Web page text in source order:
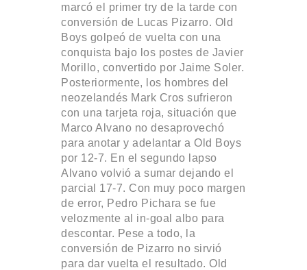
marcó el primer try de la tarde con
conversión de Lucas Pizarro. Old
Boys golpeó de vuelta con una
conquista bajo los postes de Javier
Morillo, convertido por Jaime Soler.
Posteriormente, los hombres del
neozelandés Mark Cros sufrieron
con una tarjeta roja, situación que
Marco Alvano no desaprovechó
para anotar y adelantar a Old Boys
por 12-7. En el segundo lapso
Alvano volvió a sumar dejando el
parcial 17-7. Con muy poco margen
de error, Pedro Pichara se fue
velozmente al in-goal albo para
descontar. Pese a todo, la
conversión de Pizarro no sirvió
para dar vuelta el resultado. Old